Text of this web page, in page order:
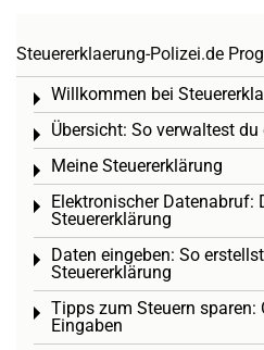
Steuererklaerung-Polizei.de
Willkommen bei
Toggle menu
Übersicht: So verwaltest
Toggle menu
Meine Steuererklärung
Toggle menu
Elektronischer Datenabruf:
Steuererklärung
Toggle menu
Daten eingeben: So
Steuererklärung
Toggle menu
Tipps zum Steuern sparen:
Eingaben
Toggle menu